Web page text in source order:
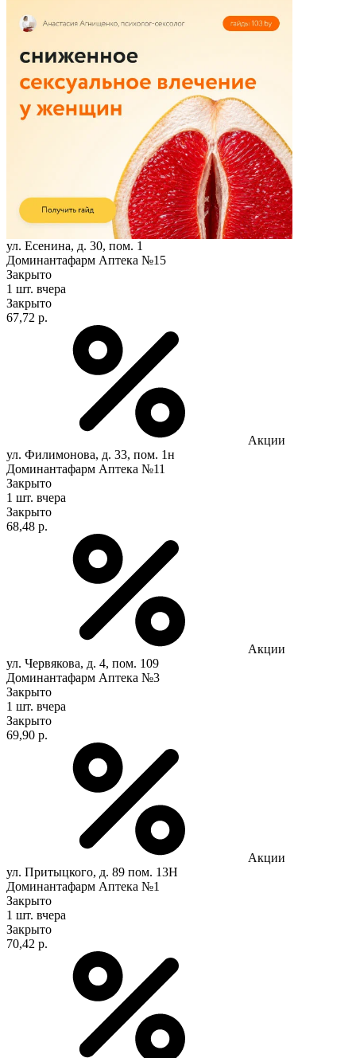
ул. Есенина, д. 30, пом. 1
Доминантафарм Аптека №15
Закрыто
1 шт. вчера
Закрыто
67,72 р.
Акции
ул. Филимонова, д. 33, пом. 1н
Доминантафарм Аптека №11
Закрыто
1 шт. вчера
Закрыто
68,48 р.
Акции
ул. Червякова, д. 4, пом. 109
Доминантафарм Аптека №3
Закрыто
1 шт. вчера
Закрыто
69,90 р.
Акции
ул. Притыцкого, д. 89 пом. 13Н
Доминантафарм Аптека №1
Закрыто
1 шт. вчера
Закрыто
70,42 р.